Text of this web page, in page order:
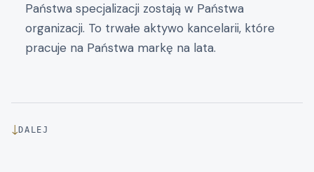
Państwa specjalizacji zostają w Państwa
organizacji. To trwałe aktywo kancelarii, które
pracuje na Państwa markę na lata.
↓ DALEJ